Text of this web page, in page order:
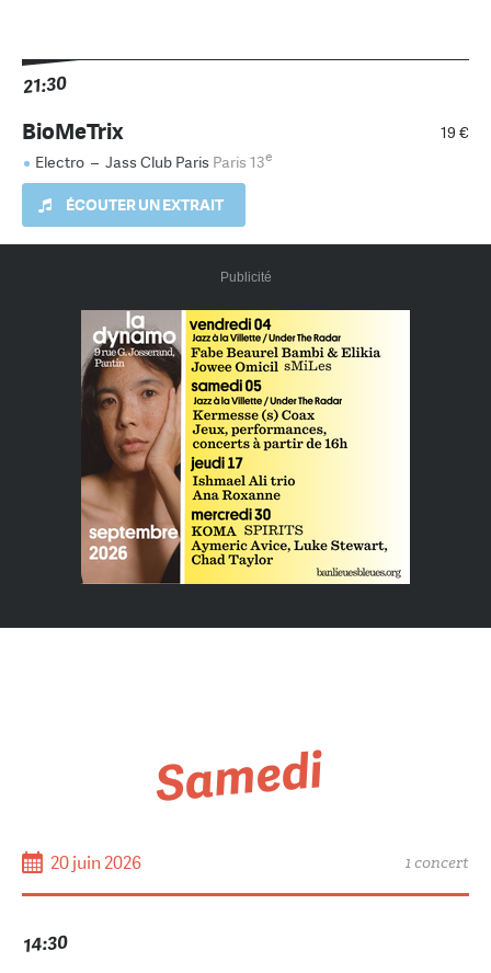
21:30
19 €
BioMeTrix
Electro – Jass Club Paris Paris 13e
ÉCOUTER UN EXTRAIT
Publicité
Samedi
20 juin 2026 1 concert
14:30